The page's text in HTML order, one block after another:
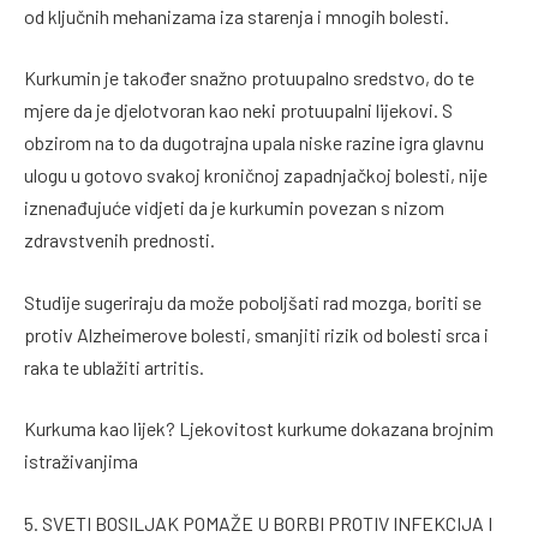
od ključnih mehanizama iza starenja i mnogih bolesti.
Kurkumin je također snažno protuupalno sredstvo, do te
mjere da je djelotvoran kao neki protuupalni lijekovi. S
obzirom na to da dugotrajna upala niske razine igra glavnu
ulogu u gotovo svakoj kroničnoj zapadnjačkoj bolesti, nije
iznenađujuće vidjeti da je kurkumin povezan s nizom
zdravstvenih prednosti.
Studije sugeriraju da može poboljšati rad mozga, boriti se
protiv Alzheimerove bolesti, smanjiti rizik od bolesti srca i
raka te ublažiti artritis.
Kurkuma kao lijek? Ljekovitost kurkume dokazana brojnim
istraživanjima
5. SVETI BOSILJAK POMAŽE U BORBI PROTIV INFEKCIJA I